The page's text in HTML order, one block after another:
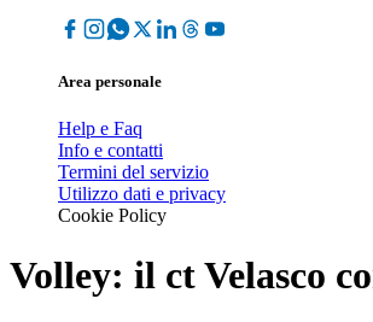
Area personale
Help e Faq
Info e contatti
Termini del servizio
Utilizzo dati e privacy
Cookie Policy
Volley: il ct Velasco